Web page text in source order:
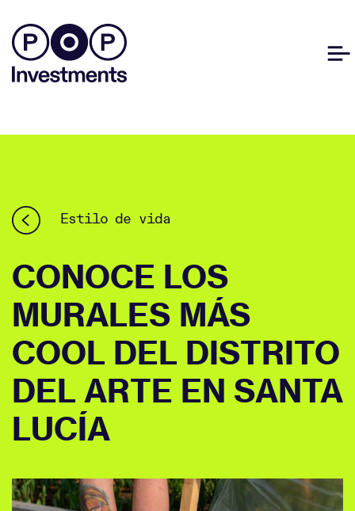
Estilo de vida
CONOCE LOS
MURALES MÁS
COOL DEL DISTRITO
DEL ARTE EN SANTA
LUCÍA